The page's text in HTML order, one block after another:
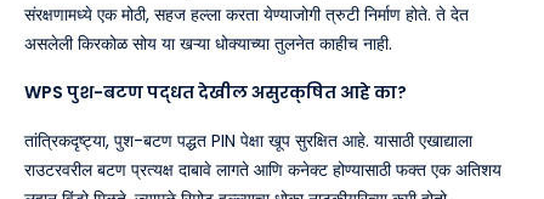
संरक्षणामध्ये एक मोठी, सहज हल्ला करता येण्याजोगी त्रुटी निर्माण होते. ते देत
असलेली किरकोळ सोय या खऱ्या धोक्याच्या तुलनेत काहीच नाही.
WPS पुश-बटण पद्धत देखील असुरक्षित आहे का?
तांत्रिकदृष्ट्या, पुश-बटण पद्धत PIN पेक्षा खूप सुरक्षित आहे. यासाठी एखाद्याला
राउटरवरील बटण प्रत्यक्ष दाबावे लागते आणि कनेक्ट होण्यासाठी फक्त एक अतिशय